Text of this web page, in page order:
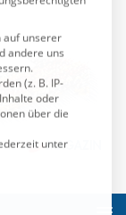
unserer
(z. B. IP-
oder
über die
unter
die eine